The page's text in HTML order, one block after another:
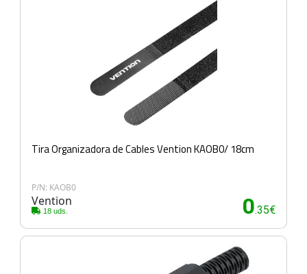
Tira Organizadora de Cables Vention KAOB0/ 18cm
P/N: KAOB0
Vention
18 uds. 0.35€